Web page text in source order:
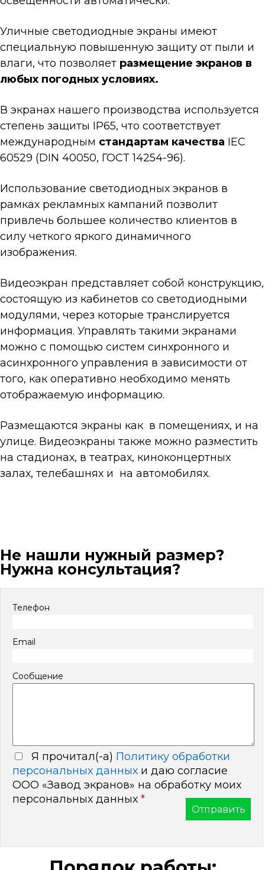
Уличные светодиодные экраны имеют
специальную повышенную защиту от пыли и
влаги, что позволяет размещение экранов в
любых погодных условиях.
В экранах нашего производства используется
степень защиты IP65, что соответствует
международным стандартам качества IEC
60529 (DIN 40050, ГОСТ 14254-96).
Использование светодиодных экранов в
рамках рекламных кампаний позволит
привлечь большее количество клиентов в
силу четкого яркого динамичного
изображения.
Видеоэкран представляет собой конструкцию,
состоящую из кабинетов со светодиодными
модулями, через которые транслируется
информация. Управлять такими экранами
можно с помощью систем синхронного и
асинхронного управления в зависимости от
того, как оперативно необходимо менять
отображаемую информацию.
Размещаются экраны как в помещениях, и на
улице. Видеоэкраны также можно разместить
на стадионах, в театрах, киноконцертных
залах, телебашнях и на автомобилях.
Не нашли нужный размер?
Нужна консультация?
Телефон
Email
Сообщение
Я прочитал(-а) Политику обработки
персональных данных и даю согласие
ООО «Завод экранов» на обработку моих
персональных данных *